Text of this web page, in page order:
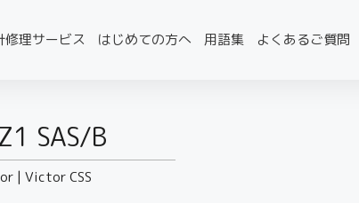
修理サービス はじめての方へ 用語集 よくあるご質問
SAS/B
| Victor CSS